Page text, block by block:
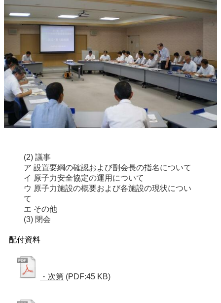
(2) 議事
ア 設置要綱の確認および副会長の指名について
イ 原子力安全協定の運用について
ウ 原子力施設の概要および各施設の現状につい
て
エ その他
(3) 閉会
配付資料
・次第 (PDF:45 KB)